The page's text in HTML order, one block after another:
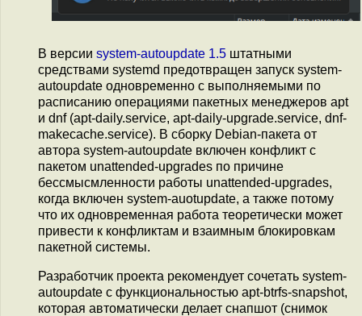
В версии system-autoupdate 1.5 штатными
средствами systemd предотвращен запуск system-
autoupdate одновременно с выполняемыми по
расписанию операциями пакетных менеджеров apt
и dnf (apt-daily.service, apt-daily-upgrade.service, dnf-
makecache.service). В сборку Debian-пакета от
автора system-autoupdate включен конфликт с
пакетом unattended-upgrades по причине
бессмысмленности работы unattended-upgrades,
когда включен system-auotupdate, а также потому
что их одновременная работа теоретически может
привести к конфликтам и взаимным блокировкам
пакетной системы.
Разработчик проекта рекомендует сочетать system-
autoupdate с функциональностью apt-btrfs-snapshot,
которая автоматически делает снапшот (снимок